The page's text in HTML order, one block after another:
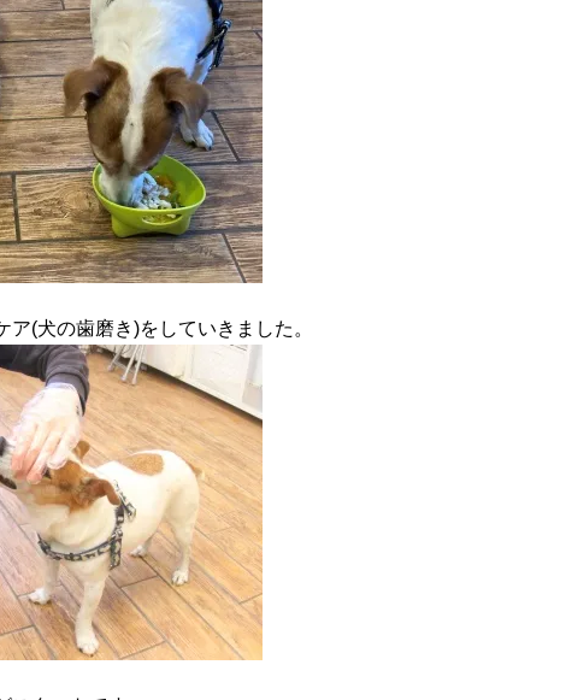
(犬の歯磨き)をしていきました。